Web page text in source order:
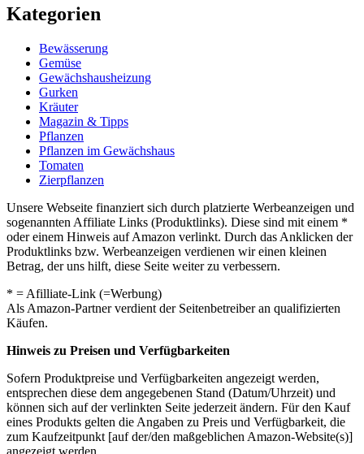
Kategorien
Bewässerung
Gemüse
Gewächshausheizung
Gurken
Kräuter
Magazin & Tipps
Pflanzen
Pflanzen im Gewächshaus
Tomaten
Zierpflanzen
Unsere Webseite finanziert sich durch platzierte Werbeanzeigen und
sogenannten Affiliate Links (Produktlinks). Diese sind mit einem *
oder einem Hinweis auf Amazon verlinkt. Durch das Anklicken der
Produktlinks bzw. Werbeanzeigen verdienen wir einen kleinen
Betrag, der uns hilft, diese Seite weiter zu verbessern.
* = Afilliate-Link (=Werbung)
Als Amazon-Partner verdient der Seitenbetreiber an qualifizierten
Käufen.
Hinweis zu Preisen und Verfügbarkeiten
Sofern Produktpreise und Verfügbarkeiten angezeigt werden,
entsprechen diese dem angegebenen Stand (Datum/Uhrzeit) und
können sich auf der verlinkten Seite jederzeit ändern. Für den Kauf
eines Produkts gelten die Angaben zu Preis und Verfügbarkeit, die
zum Kaufzeitpunkt [auf der/den maßgeblichen Amazon-Website(s)]
angezeigt werden.